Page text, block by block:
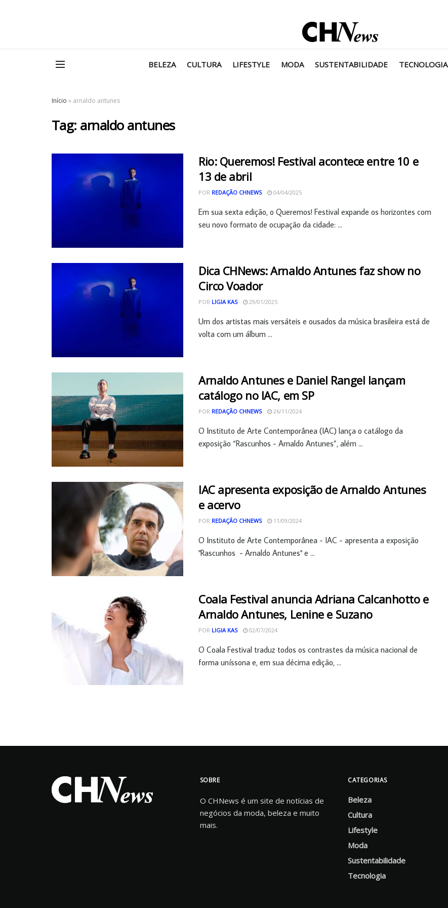
BELEZA CULTURA LIFESTYLE MODA SUSTENTABILIDADE TECNOLOGIA
Início » arnaldo antunes
Tag: arnaldo antunes
Rio: Queremos! Festival acontece entre 10 e
13 de abril
POR REDAÇÃO CHNEWS 04/04/2025
Em sua sexta edição, o Queremos! Festival expande os horizontes com
seu novo formato de ocupação da cidade: ...
Dica CHNews: Arnaldo Antunes faz show no
Circo Voador
POR LIGIA KAS 29/01/2025
Um dos artistas mais versáteis e ousados da música brasileira está de
volta com um álbum ...
Arnaldo Antunes e Daniel Rangel lançam
catálogo no IAC, em SP
POR REDAÇÃO CHNEWS 26/11/2024
O Instituto de Arte Contemporânea (IAC) lança o catálogo da
exposição “Rascunhos - Arnaldo Antunes”, além ...
IAC apresenta exposição de Arnaldo Antunes
e acervo
POR REDAÇÃO CHNEWS 11/09/2024
O Instituto de Arte Contemporânea - IAC - apresenta a exposição
"Rascunhos - Arnaldo Antunes" e ...
Coala Festival anuncia Adriana Calcanhotto e
Arnaldo Antunes, Lenine e Suzano
POR LIGIA KAS 02/07/2024
O Coala Festival traduz todos os contrastes da música nacional de
forma uníssona e, em sua décima edição, ...
SOBRE
O CHNews é um site de notícias de
negócios da moda, beleza e muito
mais.
CATEGORIAS
Beleza
Cultura
Lifestyle
Moda
Sustentabilidade
Tecnologia